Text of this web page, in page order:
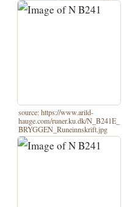
source: https://www.arild-
hauge.com/runer.ku.dk/N_B241E_
BRYGGEN_Runeinnskrift.jpg